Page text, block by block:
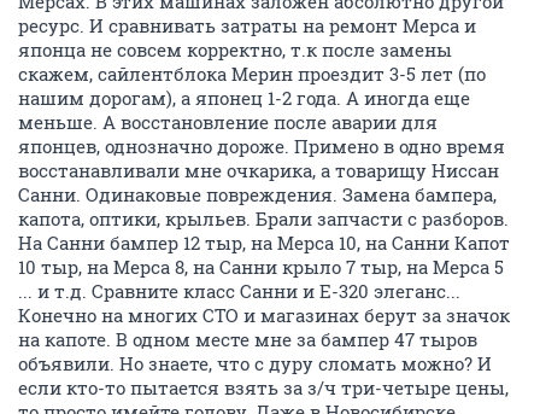
Не буду говорить за всех "немцев", т.к. езжу на
Мерсах. В этих машинах заложен абсолютно другой
ресурс. И сравнивать затраты на ремонт Мерса и
японца не совсем корректно, т.к после замены
скажем, сайлентблока Мерин проездит 3-5 лет (по
нашим дорогам), а японец 1-2 года. А иногда еще
меньше. А восстановление после аварии для
японцев, однозначно дороже. Примено в одно время
восстанавливали мне очкарика, а товарищу Ниссан
Санни. Одинаковые повреждения. Замена бампера,
капота, оптики, крыльев. Брали запчасти с разборов.
На Санни бампер 12 тыр, на Мерса 10, на Санни Капот
10 тыр, на Мерса 8, на Санни крыло 7 тыр, на Мерса 5
... и т.д. Сравните класс Санни и E-320 элеганс...
Конечно на многих СТО и магазинах берут за значок
на капоте. В одном месте мне за бампер 47 тыров